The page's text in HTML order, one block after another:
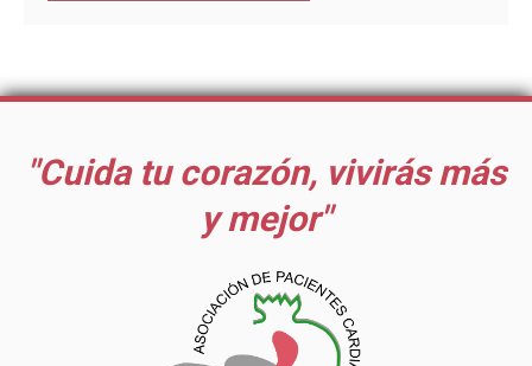
"Cuida tu corazón, vivirás más
y mejor"